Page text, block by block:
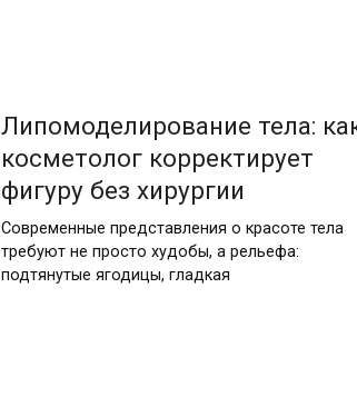
Липомоделирование тела:
косметолог корректирует
фигуру без хирургии
Современные представления о красоте тела
требуют не просто худобы, а рельефа:
подтянутые ягодицы, гладкая